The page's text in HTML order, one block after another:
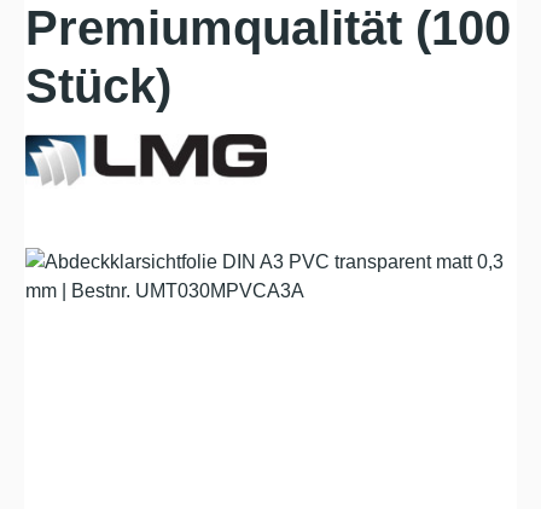
Premiumqualität (100
Stück)
Bildergalerie überspringen